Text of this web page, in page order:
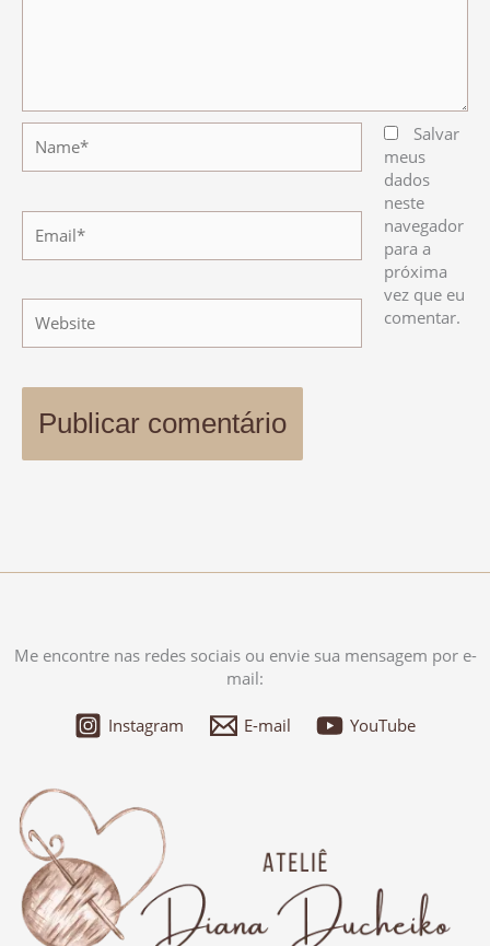
Salvar
meus
dados
neste
navegador
para a
próxima
vez que eu
comentar.
Me encontre nas redes sociais ou envie sua mensagem por e-
mail:
Instagram E-mail YouTube